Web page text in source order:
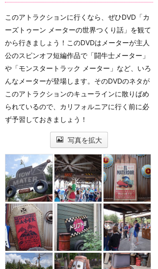
このアトラクションに行くなら、ぜひDVD「カ
ーズトゥーン メーターの世界つくり話」を観て
から行きましょう！このDVDはメーターが主人
公のスピンオフ短編作品で「闘牛士メーター」
や「モンスタートラック メーター」など、いろ
んなメーターが登場します。そのDVDのネタが
このアトラクションのキューラインに散りばめ
られているので、カリフォルニアに行く前に必
ず予習しておきましょう！
写真を拡大